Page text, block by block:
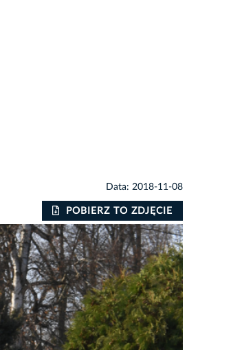
Data: 2018-11-08
POBIERZ TO ZDJĘCIE